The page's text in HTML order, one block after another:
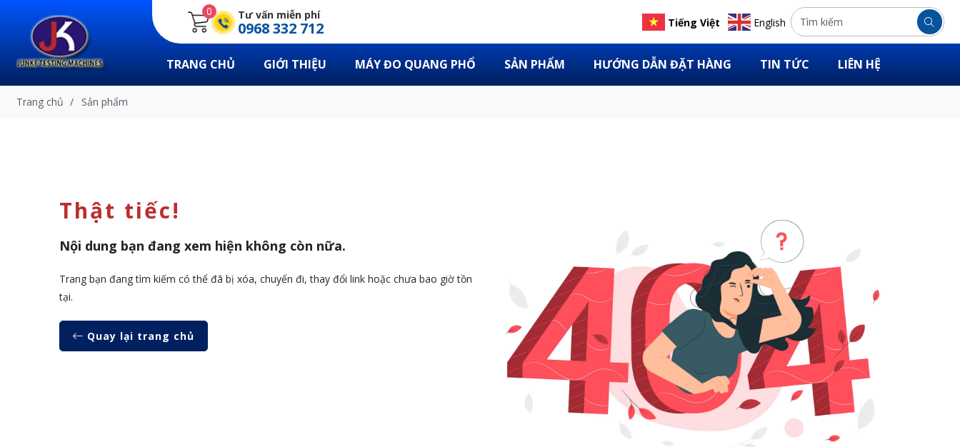
0 Tư vấn miễn phí
0968 332 712 Tiếng Việt English
TRANG CHỦ GIỚI THIỆU MÁY ĐO QUANG PHỔ SẢN PHẨM HƯỚNG DẪN ĐẶT HÀNG TIN TỨC LIÊN HỆ
Trang chủ / Sản phẩm
Thật tiếc!
Nội dung bạn đang xem hiện không còn nữa.
Trang bạn đang tìm kiếm có thể đã bị xóa, chuyển đi, thay đổi link hoặc chưa bao giờ tồn
tại.
Quay lại trang chủ